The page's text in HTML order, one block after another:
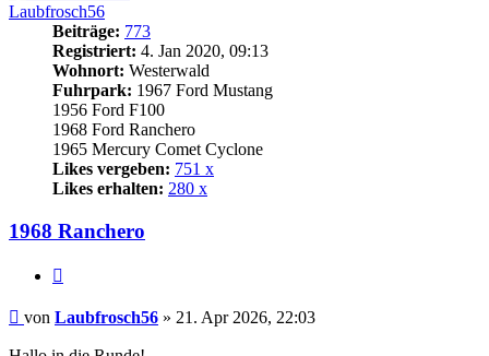
Laubfrosch56
Beiträge: 773
Registriert: 4. Jan 2020, 09:13
Wohnort: Westerwald
Fuhrpark: 1967 Ford Mustang
1956 Ford F100
1968 Ford Ranchero
1965 Mercury Comet Cyclone
Likes vergeben: 751 x
Likes erhalten: 280 x
1968 Ranchero
Beitrag
von Laubfrosch56 » 21. Apr 2026, 22:03